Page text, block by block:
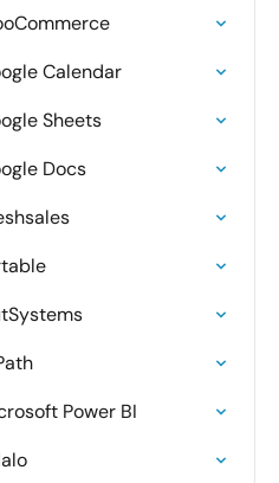
Calendar
Sheets
Docs
Power BI